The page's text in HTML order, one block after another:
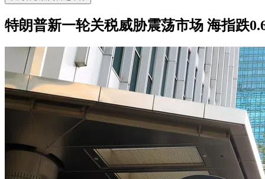
特朗普新一轮关税威胁震荡市场 海指跌